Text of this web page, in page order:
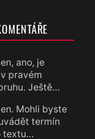
ano, je
pravém
Ještě…
Mohli byste
termín
textu…